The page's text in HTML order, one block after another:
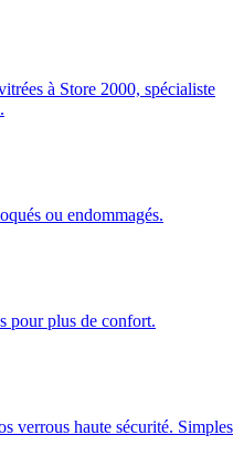
à Store 2000, spécialiste
ou endommagés.
pour plus de confort.
verrous haute sécurité. Simples